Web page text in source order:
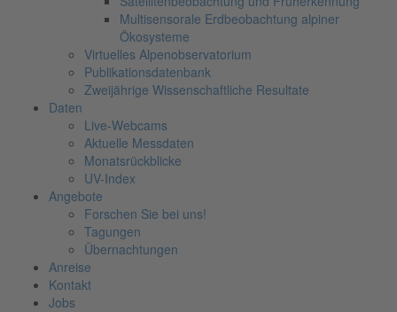
Multisensorale Erdbeobachtung alpiner
Ökosysteme
Virtuelles Alpenobservatorium
Publikationsdatenbank
Zweijährige Wissenschaftliche Resultate
Daten
Live-Webcams
Aktuelle Messdaten
Monatsrückblicke
UV-Index
Angebote
Forschen Sie bei uns!
Tagungen
Übernachtungen
Anreise
Kontakt
Jobs